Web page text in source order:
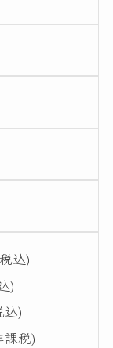
込)
)
)
税)